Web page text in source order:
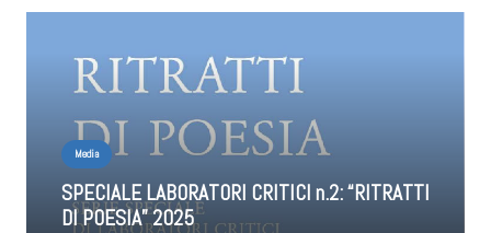
Media
SPECIALE LABORATORI CRITICI n.2: “RITRATTI
DI POESIA” 2025